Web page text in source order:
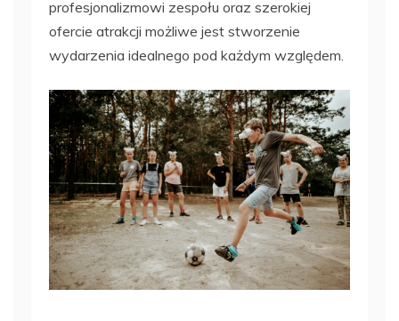
profesjonalizmowi zespołu oraz szerokiej
ofercie atrakcji możliwe jest stworzenie
wydarzenia idealnego pod każdym względem.